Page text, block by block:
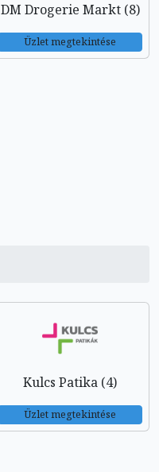
DM Drogerie Markt (8)
Üzlet megtekintése
Kulcs Patika (4)
Üzlet megtekintése